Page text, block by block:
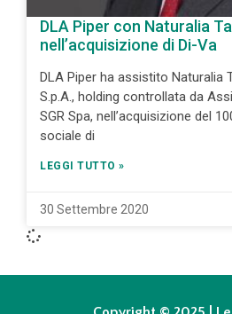
DLA Piper con Naturalia
nell’acquisizione di Di-Va
DLA Piper ha assistito Naturalia
S.p.A., holding controllata da
SGR Spa, nell’acquisizione del
sociale di
LEGGI TUTTO »
30 Settembre 2020